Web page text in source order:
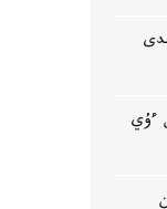
ءۇي